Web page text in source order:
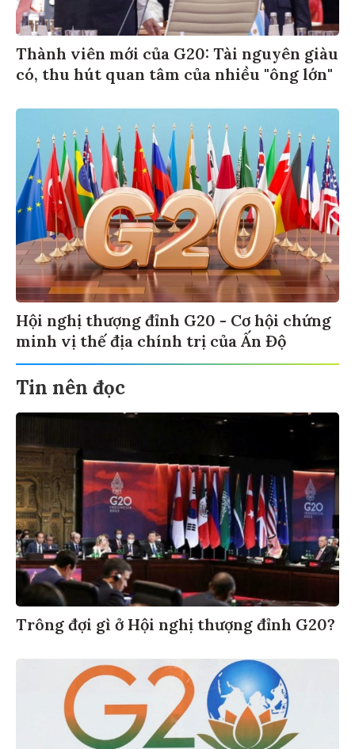
Thành viên mới của G20: Tài nguyên giàu
có, thu hút quan tâm của nhiều "ông lớn"
Hội nghị thượng đỉnh G20 - Cơ hội chứng
minh vị thế địa chính trị của Ấn Độ
Tin nên đọc
Trông đợi gì ở Hội nghị thượng đỉnh G20?